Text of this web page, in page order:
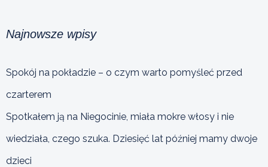
Najnowsze wpisy
Spokój na pokładzie – o czym warto pomyśleć przed
czarterem
Spotkałem ją na Niegocinie, miała mokre włosy i nie
wiedziała, czego szuka. Dziesięć lat później mamy dwoje
dzieci